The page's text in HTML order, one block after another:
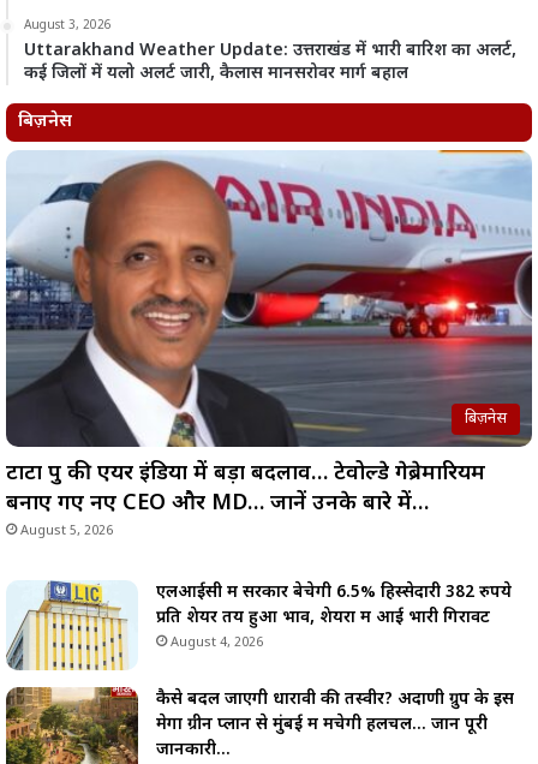
August 3, 2026
Uttarakhand Weather Update: उत्तराखंड में भारी बारिश का अलर्ट,
कई जिलों में यलो अलर्ट जारी, कैलास मानसरोवर मार्ग बहाल
बिज़नेस
बिज़नेस
टाटा ग्रुप की एयर इंडिया में बड़ा बदलाव… टेवोल्डे गेब्रेमारियम
बनाए गए नए CEO और MD… जानें उनके बारे में…
August 5, 2026
एलआईसी में सरकार बेचेगी 6.5% हिस्सेदारी 382 रुपये
प्रति शेयर तय हुआ भाव, शेयरों में आई भारी गिरावट
August 4, 2026
कैसे बदल जाएगी धारावी की तस्वीर? अदाणी ग्रुप के इस
मेगा ग्रीन प्लान से मुंबई में मचेगी हलचल… जानें पूरी
जानकारी…